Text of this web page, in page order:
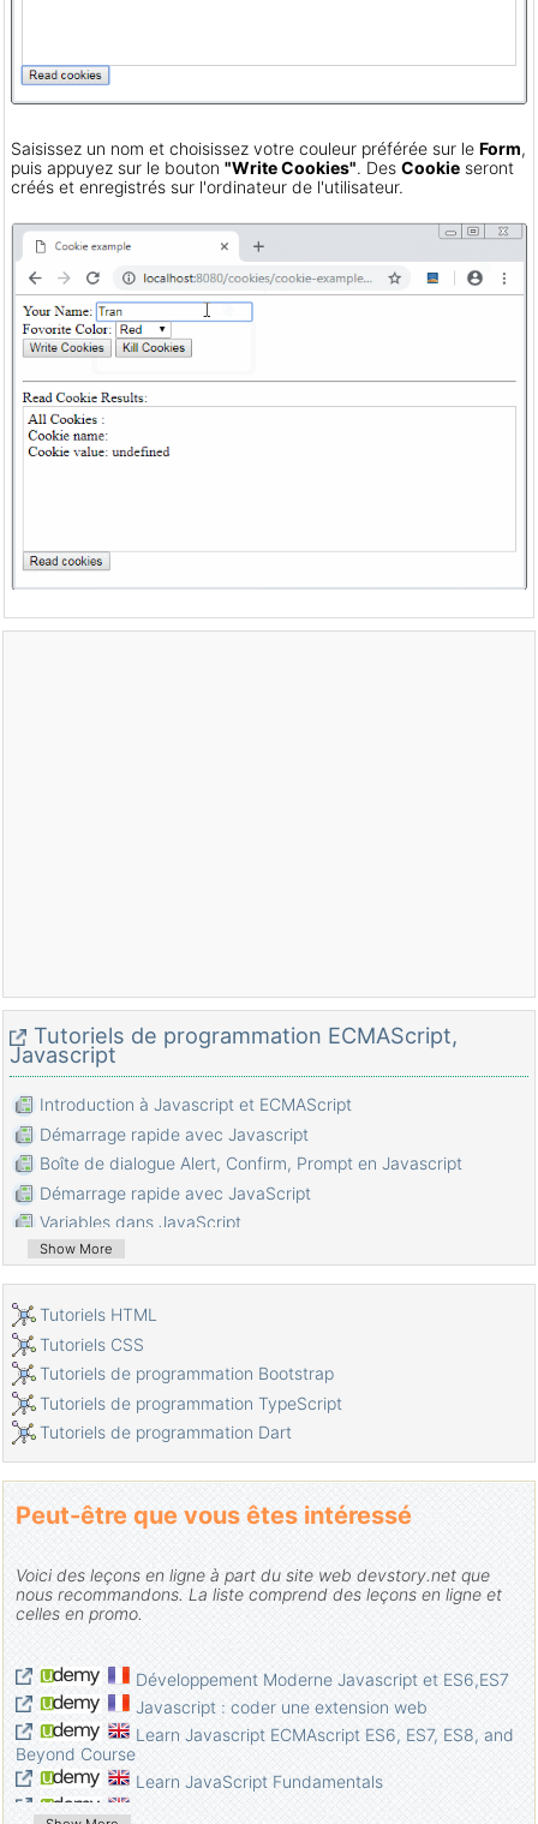
Saisissez un nom et choisissez votre couleur préférée sur le Form,
puis appuyez sur le bouton "Write Cookies". Des Cookie seront
créés et enregistrés sur l'ordinateur de l'utilisateur.
Tutoriels de programmation ECMAScript,
Javascript
Introduction à Javascript et ECMAScript
Démarrage rapide avec Javascript
Boîte de dialogue Alert, Confirm, Prompt en Javascript
Démarrage rapide avec JavaScript
Variables dans JavaScript
Opérations sur les bits
Les Tableaux (Array) en JavaScript
Boucles dans JavaScript
Le Tutoriel de JavaScript Function
Le Tutoriel de JavaScript Number
Le Tutoriel de JavaScript Boolean
Le Tutoriel de JavaScript String
Le Tutoriel de instruction JavaScript if/else
Le Tutoriel de instruction JavaScript switch
Tutoriel de gestion des erreurs JavaScript
Le Tutoriel de JavaScript Module
L'histoire des modules en JavaScript
Le Tutoriel de Javascript Form Validation
Le Tutoriel de JavaScript Web Cookie
Mot clé Void dans JavaScript
Classes et objets dans JavaScript
Techniques de simulation classe et héritage en JavaScript
Héritage et polymorphisme dans JavaScript
Show More
Tutoriels HTML
Tutoriels CSS
Tutoriels de programmation Bootstrap
Tutoriels de programmation TypeScript
Tutoriels de programmation Dart
Peut-être que vous êtes intéressé
Voici des leçons en ligne à part du site web devstory.net que
nous recommandons. La liste comprend des leçons en ligne et
celles en promo.
Développement Moderne Javascript et ES6,ES7
Javascript : coder une extension web
Learn Javascript ECMAscript ES6, ES7, ES8, and
Beyond Course
Learn JavaScript Fundamentals